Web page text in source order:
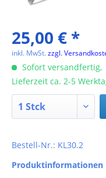
25,00 € *
inkl. MwSt.zzgl.
Sofort versandfertig,
Lieferzeit ca. 2-5
Bestell-Nr.: KL30.2
Produktinformationen